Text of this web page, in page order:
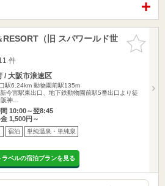
お気に入
りに追加
（旧 スパワールド世
件
/ 大阪市浪速区
駅6.24km 動物園前駅135m
今宮駅東出口、地下鉄動物園前駅5番出口より徒
神…
10:00～翌8:45
1,500円～
宿泊 単純温泉・単純泉
ラベルの宿泊プランを見る